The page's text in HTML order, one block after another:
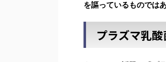
を謳っているものでは
プラズマ乳酸